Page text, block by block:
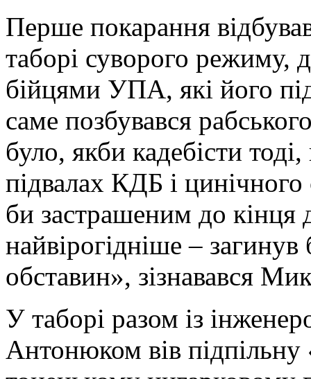
Перше покарання
таборі суворого режиму,
бійцями УПА, які його
саме позбувався
було, якби кадебісти
підвалах КДБ і
би застрашеним до кінця
найвірогідніше –
обставин», зізнавався
У таборі разом із
Антонюком вів підпільну